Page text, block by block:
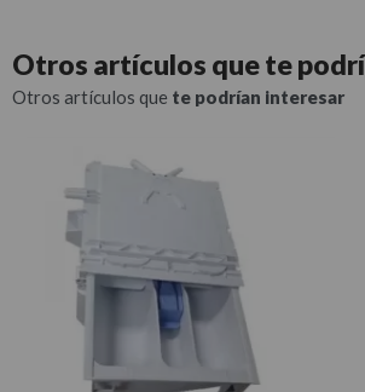
Otros artículos quete
Otros artículos que te podrían interesar